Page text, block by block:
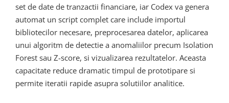
set de date de tranzactii financiare, iar Codex va genera
automat un script complet care include importul
bibliotecilor necesare, preprocesarea datelor, aplicarea
unui algoritm de detectie a anomaliilor precum Isolation
Forest sau Z-score, si vizualizarea rezultatelor. Aceasta
capacitate reduce dramatic timpul de prototipare si
permite iteratii rapide asupra solutiilor analitice.